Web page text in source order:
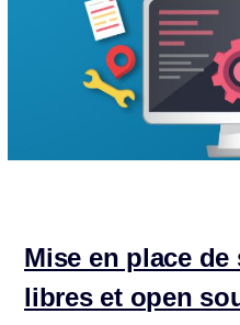
Mise en place
libres et open